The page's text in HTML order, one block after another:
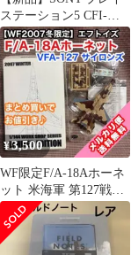
ステーション5 CFI-
2000 B30 30周年記念版
¥3,500
WF限定F/A-18Aホーネ
ット 米海軍 第127戦闘
攻撃飛行隊 アグレッサ
ー